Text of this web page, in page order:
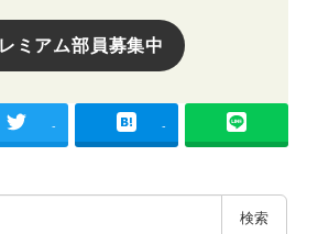
ミアム部員募集中
- -
検索